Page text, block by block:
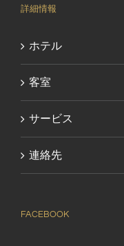
詳細情報
ホテル
客室
サービス
連絡先
FACEBOOK